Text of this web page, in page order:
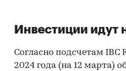
Инвестиции идут
Согласно подсчетам IBC
2024 года (на 12 марта)